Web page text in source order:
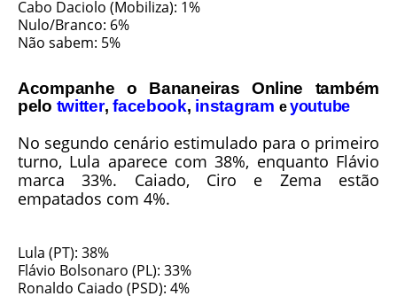
Cabo Daciolo (Mobiliza): 1%
Nulo/Branco: 6%
Não sabem: 5%
Acompanhe o Bananeiras Online também
pelo twitter,facebook, instagram eyoutube
No segundo cenário estimulado para o primeiro
turno, Lula aparece com 38%, enquanto Flávio
marca 33%. Caiado, Ciro e Zema estão
empatados com 4%.
Lula (PT): 38%
Flávio Bolsonaro (PL): 33%
Ronaldo Caiado (PSD): 4%